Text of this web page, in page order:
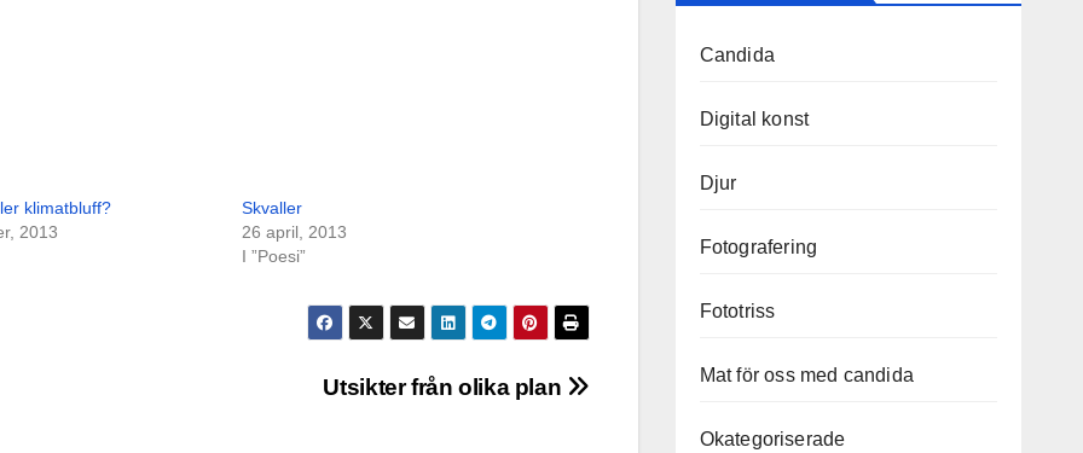
klimatbluff?
2013
Skvaller
26 april, 2013
I ”Poesi”
Utsikter från olika plan
Candida
Digital konst
Djur
Fotografering
Fototriss
Mat för oss med candida
Okategoriserade